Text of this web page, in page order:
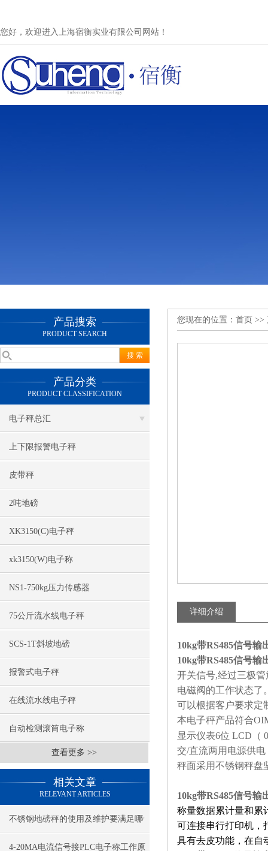
您好，欢迎进入上海宿衡实业有限公司网站！
产品搜索
PRODUCT SEARCH
产品分类
PRODUCT CLASSIFICATION
电子秤总汇
上下限报警电子秤
皮带秤
2吨地磅
XK3150(C)电子秤
xk3150(W)电子称
NS1-750kg压力传感器
75公斤流水线电子秤
SCS-1T斜坡地磅
报警式电子秤
在线流水线电子秤
自动检测滚筒电子称
查看更多 >>
相关文章
RELEVANT ARTICLES
不锈钢地磅秤的使用及维护要满足哪
些要求
4-20MA电流信号接PLC电子称工作原
您现在的位置： 首页 >>
详细介绍
10kg带RS485信号
10kg带RS485信号输
开关信号,经过三极
电磁阀的工作状态了
可以根据客户要求定
本电子秤产品符合
显示仪表6位 LCD （
交/直流两用电源供
秤面采用不锈钢秤盘
10kg带RS485信号输
称量数据累计量和累
可连接串行打印机，
具有去皮功能，在自